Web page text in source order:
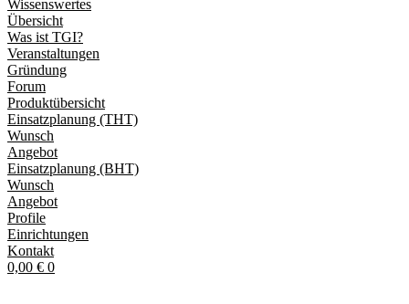
Wissenswertes
Übersicht
Was ist TGI?
Veranstaltungen
Gründung
Forum
Produktübersicht
Einsatzplanung (THT)
Wunsch
Angebot
Einsatzplanung (BHT)
Wunsch
Angebot
Profile
Einrichtungen
Kontakt
0,00 € 0